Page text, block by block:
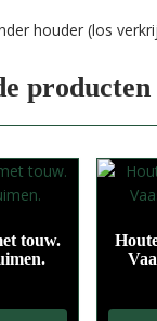
houder (los
producten
touw.